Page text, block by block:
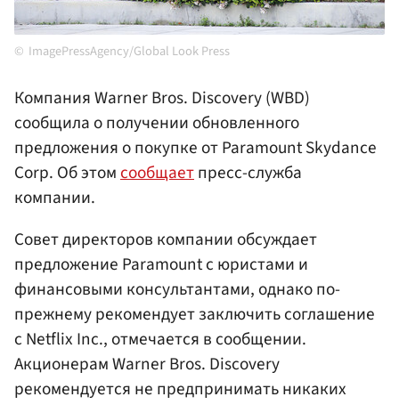
ImagePressAgency/Global Look Press
Компания Warner Bros. Discovery (WBD)
сообщила о получении обновленного
предложения о покупке от Paramount Skydance
Corp. Об этомсообщаетпресс-служба
компании.
Совет директоров компании обсуждает
предложение Paramount с юристами и
финансовыми консультантами, однако по-
прежнему рекомендует заключить соглашение
с Netflix Inc., отмечается в сообщении.
Акционерам Warner Bros. Discovery
рекомендуется не предпринимать никаких